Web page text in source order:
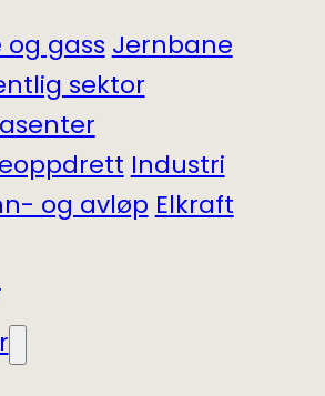
og gassJernbane
sektor
Industri
og avløpElkraft